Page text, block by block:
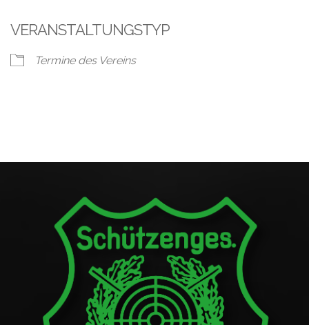
VERANSTALTUNGSTYP
Termine des Vereins